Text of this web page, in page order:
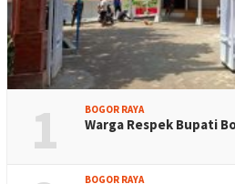
1 BOGOR RAYA
Warga Respek Bupati
BOGOR RAYA